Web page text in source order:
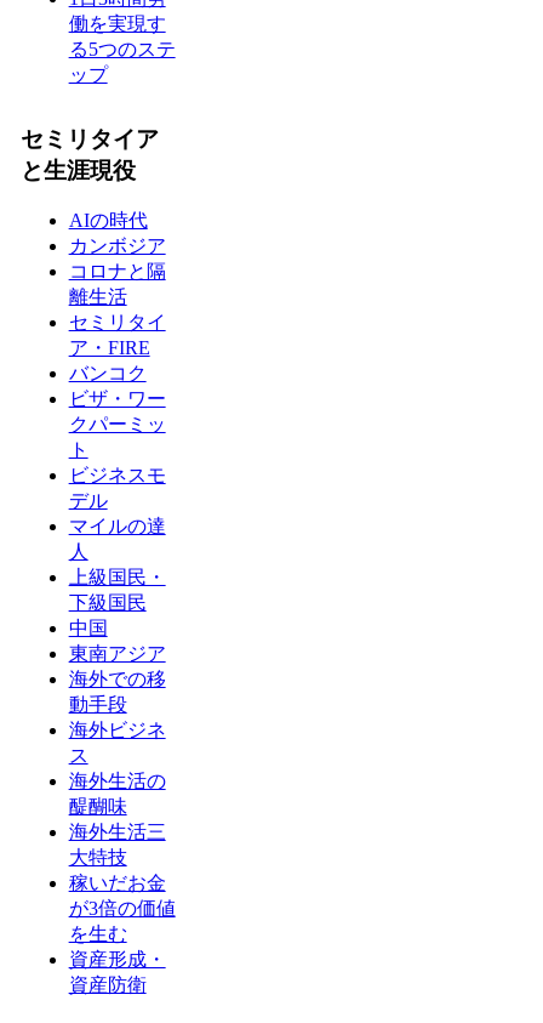
働を実現す
る5つのステ
ップ
セミリタイア
と生涯現役
AIの時代
カンボジア
コロナと隔
離生活
セミリタイ
ア・FIRE
バンコク
ビザ・ワー
クパーミッ
ト
ビジネスモ
デル
マイルの達
人
上級国民・
下級国民
中国
東南アジア
海外での移
動手段
海外ビジネ
ス
海外生活の
醍醐味
海外生活三
大特技
稼いだお金
が3倍の価値
を生む
資産形成・
資産防衛